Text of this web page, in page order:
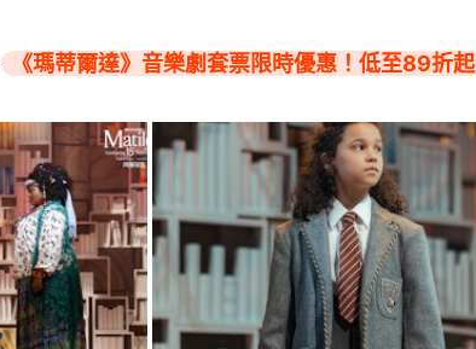
《瑪蒂爾達》音樂劇套票限時優惠！低至89折起